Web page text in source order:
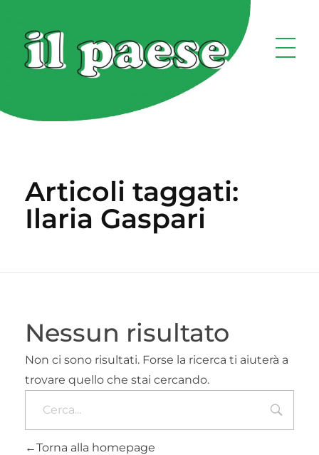
Articoli taggati:
Ilaria Gaspari
Nessun risultato
Non ci sono risultati. Forse la ricerca ti aiuterà a
trovare quello che stai cercando.
Torna alla homepage